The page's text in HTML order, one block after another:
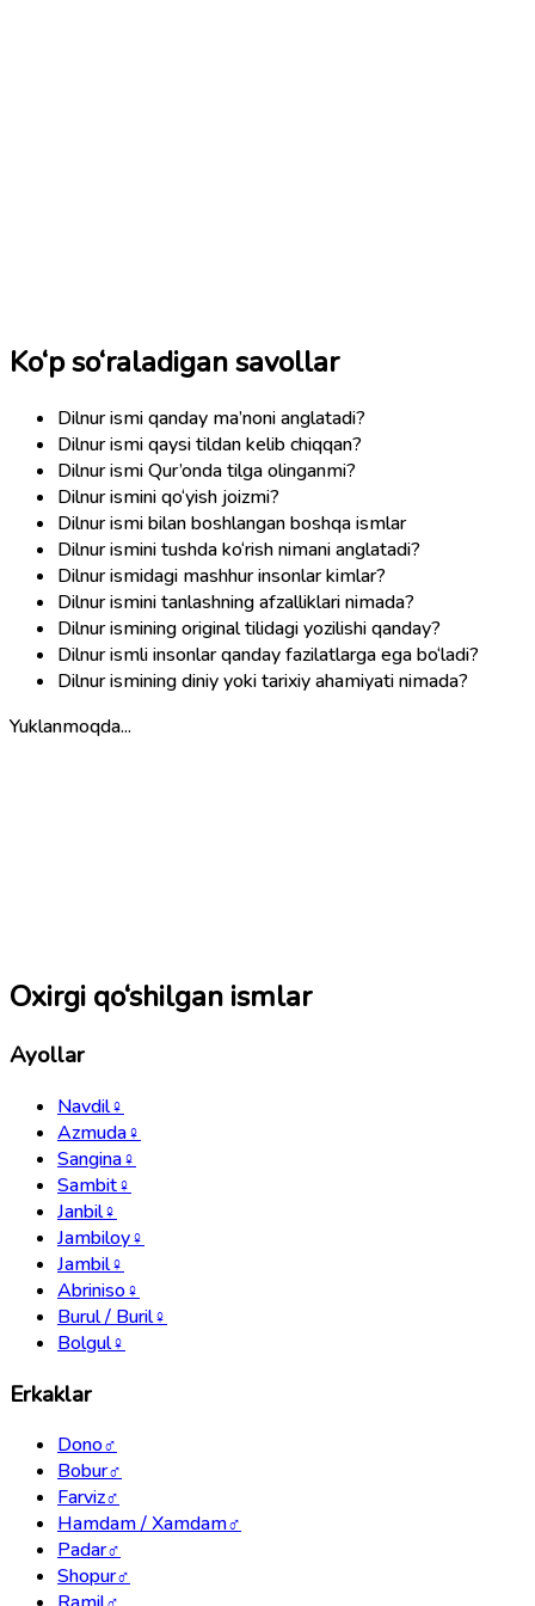
Ko‘p so‘raladigan savollar
Dilnur ismi qanday ma’noni anglatadi?
Dilnur ismi qaysi tildan kelib chiqqan?
Dilnur ismi Qur’onda tilga olinganmi?
Dilnur ismini qo‘yish joizmi?
Dilnur ismi bilan boshlangan boshqa ismlar
Dilnur ismini tushda ko‘rish nimani anglatadi?
Dilnur ismidagi mashhur insonlar kimlar?
Dilnur ismini tanlashning afzalliklari nimada?
Dilnur ismining original tilidagi yozilishi qanday?
Dilnur ismli insonlar qanday fazilatlarga ega bo‘ladi?
Dilnur ismining diniy yoki tarixiy ahamiyati nimada?
Yuklanmoqda...
Oxirgi qo‘shilgan ismlar
Ayollar
Navdil♀
Azmuda♀
Sangina♀
Sambit♀
Janbil♀
Jambiloy♀
Jambil♀
Abriniso♀
Burul / Buril♀
Bolgul♀
Erkaklar
Dono♂
Bobur♂
Farviz♂
Hamdam / Xamdam♂
Padar♂
Shopur♂